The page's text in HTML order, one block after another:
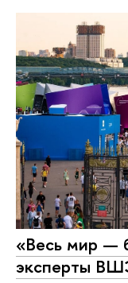
«Весь мир —
эксперты